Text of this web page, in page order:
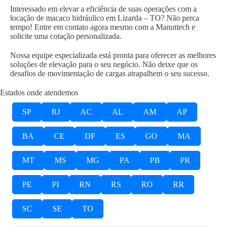
Interessado em elevar a eficiência de suas operações com a
locação de macaco hidráulico em Lizarda – TO? Não perca
tempo! Entre em contato agora mesmo com a Manuttech e
solicite uma cotação personalizada.
Nossa equipe especializada está pronta para oferecer as melhores
soluções de elevação para o seu negócio. Não deixe que os
desafios de movimentação de cargas atrapalhem o seu sucesso.
Estados onde atendemos
SP RJ AC AL AM AP
BA CE DF ES GO MA
MT MS MG PA PB PR
PE PI RN RS RO RR
SC SE TO